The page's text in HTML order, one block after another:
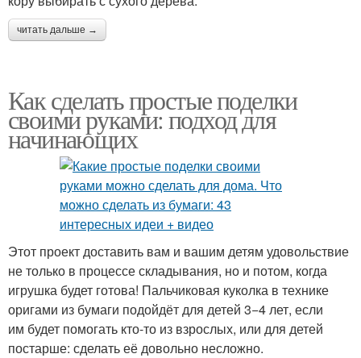
читать дальше →
Как сделать простые поделки
своими руками: подход для
начинающих
Этот проект доставить вам и вашим детям удовольствие
не только в процессе складывания, но и потом, когда
игрушка будет готова! Пальчиковая куколка в технике
оригами из бумаги подойдёт для детей 3−4 лет, если
им будет помогать кто-то из взрослых, или для детей
постарше: сделать её довольно несложно.